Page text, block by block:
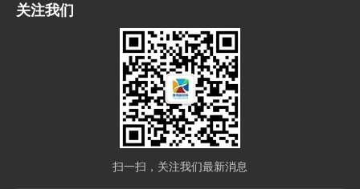
关注我们
扫一扫，关注我们最新消息